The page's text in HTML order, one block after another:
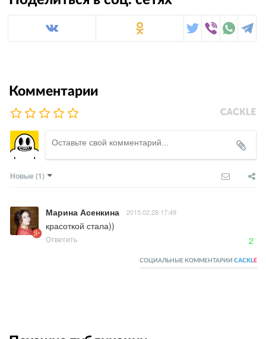
Комментарии
Новые (1)
Марина Асенкина 2015.02.28 17:49
красоткой стала))
Ответить 2
СОЦИАЛЬНЫЕ КОММЕНТАРИИ CACKL E